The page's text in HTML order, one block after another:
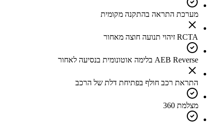
מערכת התראה בהתקנה מקומית
RCTA זיהוי תנועה חוצה מאחור
AEB Reverse בלימה אוטונומית בנסיעה לאחור
התראת רכב חולף בפתיחת דלת של הרכב
מצלמת 360